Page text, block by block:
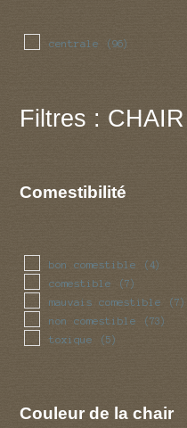
centrale (96)
Filtres : CHAIR
Comestibilité
bon comestible (4)
comestible (7)
mauvais comestible (7)
non comestible (73)
toxique (5)
Couleur de la chair